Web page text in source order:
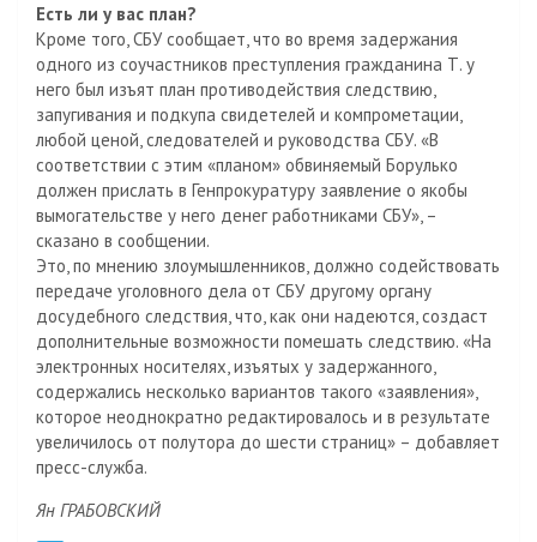
Есть ли у вас план?
Кроме того, СБУ сообщает, что во время задержания
одного из соучастников преступления гражданина Т. у
него был изъят план противодействия следствию,
запугивания и подкупа свидетелей и компрометации,
любой ценой, следователей и руководства СБУ. «В
соответствии с этим «планом» обвиняемый Борулько
должен прислать в Генпрокуратуру заявление о якобы
вымогательстве у него денег работниками СБУ», –
сказано в сообщении.
Это, по мнению злоумышленников, должно содействовать
передаче уголовного дела от СБУ другому органу
досудебного следствия, что, как они надеются, создаст
дополнительные возможности помешать следствию. «На
электронных носителях, изъятых у задержанного,
содержались несколько вариантов такого «заявления»,
которое неоднократно редактировалось и в результате
увеличилось от полутора до шести страниц» – добавляет
пресс-служба.
Ян ГРАБОВСКИЙ